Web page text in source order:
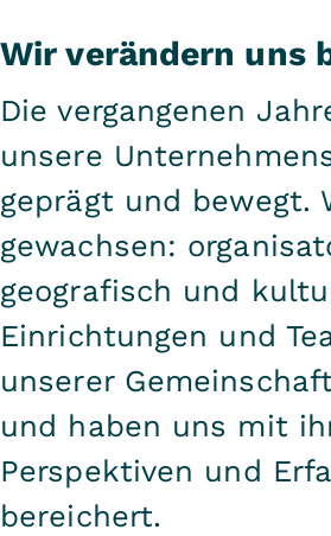
Wir verändern uns
Die vergangenen
unsere
geprägt und bewegt.
gewachsen:
geografisch und
Einrichtungen und
unserer
und haben uns mit
Perspektiven und
bereichert.